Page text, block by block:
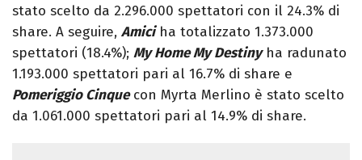
stato scelto da 2.296.000 spettatori con il 24.3% di
share. A seguire, Amiciha totalizzato 1.373.000
spettatori (18.4%); My Home My Destinyha radunato
1.193.000 spettatori pari al 16.7% di share e
Pomeriggio Cinquecon Myrta Merlino è stato scelto
da 1.061.000 spettatori pari al 14.9% di share.